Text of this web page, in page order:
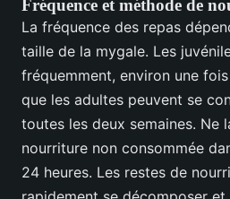
Fréquence et méthode de
La fréquence des repas
taille de la mygale. Les
fréquemment, environ une
que les adultes peuvent se
toutes les deux semaines. Ne
nourriture non consommée
24 heures. Les restes de